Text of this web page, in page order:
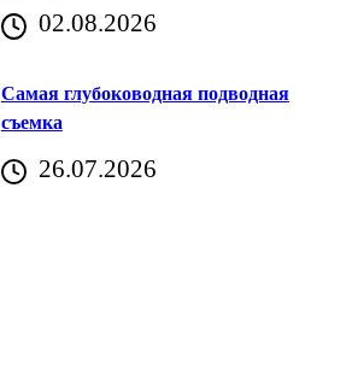
02.08.2026
Самая глубоководная подводная
съемка
26.07.2026